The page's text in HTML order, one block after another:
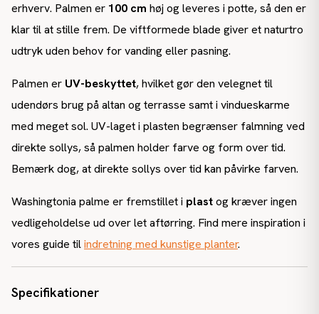
erhverv. Palmen er 100 cm høj og leveres i potte, så den er
klar til at stille frem. De viftformede blade giver et naturtro
udtryk uden behov for vanding eller pasning.
Palmen er UV-beskyttet, hvilket gør den velegnet til
udendørs brug på altan og terrasse samt i vindueskarme
med meget sol. UV-laget i plasten begrænser falmning ved
direkte sollys, så palmen holder farve og form over tid.
Bemærk dog, at direkte sollys over tid kan påvirke farven.
Washingtonia palme er fremstillet i plastog kræver ingen
vedligeholdelse ud over let aftørring. Find mere inspiration i
vores guide tilindretning med kunstige planter.
Specifikationer